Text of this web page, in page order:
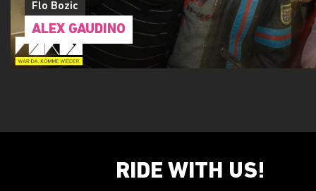
Flo Bozic
ALEX GAUDINO
RIDE WITH US!